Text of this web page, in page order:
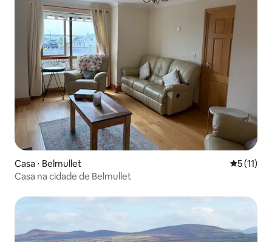
Casa ⋅ Belmullet 5 de uma
5 (11)
Casa na cidade de Belmullet